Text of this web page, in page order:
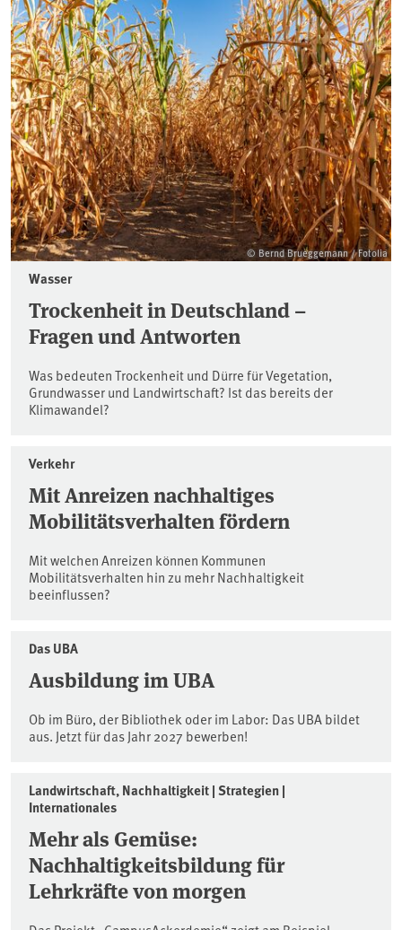
© Bernd Brueggemann / Fotolia
Wasser
Trockenheit in Deutschland –
Fragen und Antworten
Was bedeuten Trockenheit und Dürre für Vegetation,
Grundwasser und Landwirtschaft? Ist das bereits der
Klimawandel?
Verkehr
Mit Anreizen nachhaltiges
Mobilitätsverhalten fördern
Mit welchen Anreizen können Kommunen
Mobilitätsverhalten hin zu mehr Nachhaltigkeit
beeinflussen?
Das UBA
Ausbildung im UBA
Ob im Büro, der Bibliothek oder im Labor: Das UBA bildet
aus. Jetzt für das Jahr 2027 bewerben!
Landwirtschaft, Nachhaltigkeit | Strategien |
Internationales
Mehr als Gemüse:
Nachhaltigkeitsbildung für
Lehrkräfte von morgen